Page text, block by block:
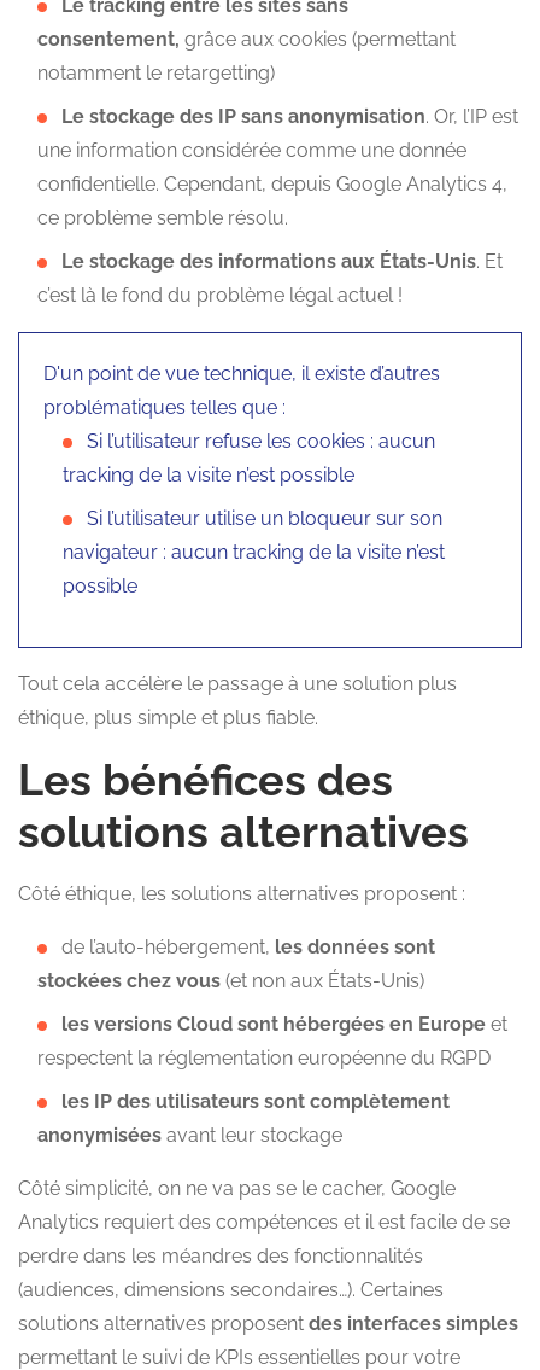
Le tracking entre les sites sans
consentement, grâce aux cookies (permettant
notamment le retargetting)
Le stockage des IP sans anonymisation. Or, l’IP est
une information considérée comme une donnée
confidentielle. Cependant, depuis Google Analytics 4,
ce problème semble résolu.
Le stockage des informations aux États-Unis. Et
c’est là le fond du problème légal actuel !
D'un point de vue technique, il existe d’autres
problématiques telles que :
Si l’utilisateur refuse les cookies : aucun
tracking de la visite n’est possible
Si l’utilisateur utilise un bloqueur sur son
navigateur : aucun tracking de la visite n’est
possible
Tout cela accélère le passage à une solution plus
éthique, plus simple et plus fiable.
Les bénéfices des
solutions alternatives
Côté éthique, les solutions alternatives proposent :
de l’auto-hébergement, les données sont
stockées chez vous (et non aux États-Unis)
les versions Cloud sont hébergées en Europe et
respectent la réglementation européenne du RGPD
les IP des utilisateurs sont complètement
anonymisées avant leur stockage
Côté simplicité, on ne va pas se le cacher, Google
Analytics requiert des compétences et il est facile de se
perdre dans les méandres des fonctionnalités
(audiences, dimensions secondaires…). Certaines
solutions alternatives proposent des interfaces simples
permettant le suivi de KPIs essentielles pour votre